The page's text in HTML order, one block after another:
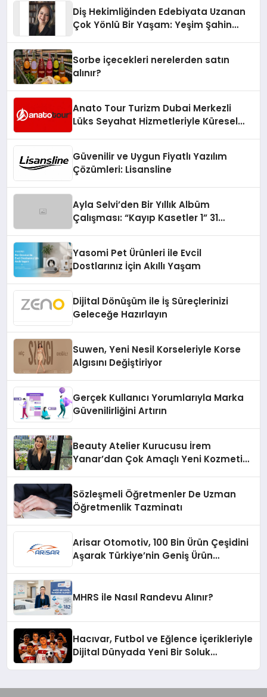
Diş Hekimliğinden Edebiyata Uzanan
Çok Yönlü Bir Yaşam: Yeşim Şahin
Sorbe içecekleri nerelerden satın
alınır?
Anato Tour Turizm Dubai Merkezli
Lüks Seyahat Hizmetleriyle Küresel
Güvenilir ve Uygun Fiyatlı Yazılım
Çözümleri: Lisansline
Ayla Selvi’den Bir Yıllık Albüm
Çalışması: “Kayıp Kasetler 1” 31
Yasomi Pet Ürünleri ile Evcil
Dostlarınız İçin Akıllı Yaşam
Dijital Dönüşüm ile İş Süreçlerinizi
Geleceğe Hazırlayın
Suwen, Yeni Nesil Korseleriyle Korse
Algısını Değiştiriyor
Gerçek Kullanıcı Yorumlarıyla Marka
Güvenilirliğini Artırın
Beauty Atelier Kurucusu İrem
Yanar’dan Çok Amaçlı Yeni Kozmetik
Sözleşmeli Öğretmenler De Uzman
Öğretmenlik Tazminatı
Arisar Otomotiv, 100 Bin Ürün Çeşidini
Aşarak Türkiye’nin Geniş Ürün
MHRS ile Nasıl Randevu Alınır?
Hacıvar, Futbol ve Eğlence İçerikleriyle
Dijital Dünyada Yeni Bir Soluk